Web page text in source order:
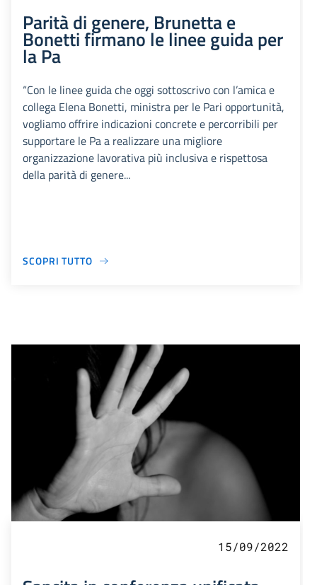
Parità di genere, Brunetta e
Bonetti firmano le linee guida per
la Pa
“Con le linee guida che oggi sottoscrivo con l’amica e
collega Elena Bonetti, ministra per le Pari opportunità,
vogliamo offrire indicazioni concrete e percorribili per
supportare le Pa a realizzare una migliore
organizzazione lavorativa più inclusiva e rispettosa
della parità di genere...
SCOPRI TUTTO
15/09/2022